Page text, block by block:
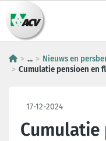
...
Nieuws en
Cumulatie pensioen en
17-12-2024
Cumulatie